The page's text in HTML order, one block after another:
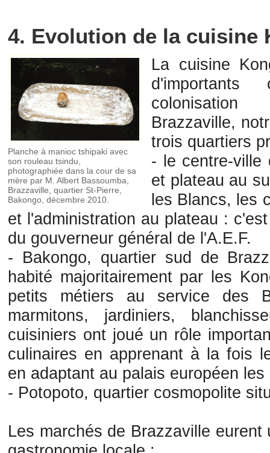
4. Evolution de la cuisine
Planche à manioc tshipaki avec
son rouleau tsindu,
photographiée dans la cour de sa
mère par M. Albert Bassoumba,
Brazzaville, quartier St-Pierre,
Bakongo, décembre 2010.
La cuisine
Brazzaville,
trois quartiers
- le centre-ville
et plateau au
les Blancs, les
et l'administration au plateau :
du gouverneur général de l'A.E.F.
- Bakongo, quartier sud de
habité majoritairement par les
petits métiers au service des
marmitons, jardiniers,
cuisiniers ont joué un rôle
culinaires en apprenant à la fois
en adaptant au palais européen
- Potopoto, quartier cosmopolite
Les marchés de Brazzaville